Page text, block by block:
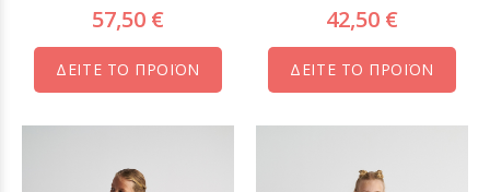
57,50 €
ΔΕΙΤΕ ΤΟ ΠΡΟΪΟΝ
42,50 €
ΔΕΙΤΕ ΤΟ ΠΡΟΪΟΝ